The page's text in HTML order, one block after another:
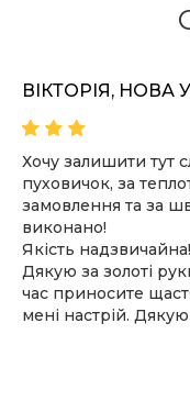
ВІКТОРІЯ,
Хочу залишити тут
пуховичок, за
замовлення та за
виконано!
Якість
Дякую за золоті
час приносите
мені настрій.